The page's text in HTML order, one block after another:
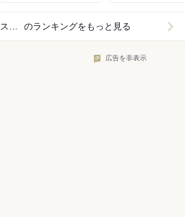
浦添・宜野湾×レストラン のランキングをもっと見る
広告を非表示